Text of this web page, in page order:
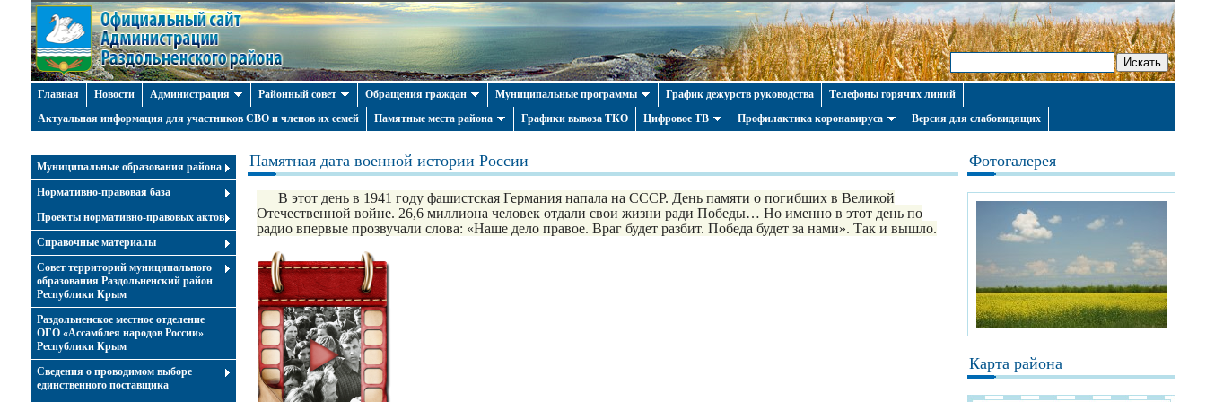
Главная Новости Администрация Районный совет Обращения граждан Муниципальные программы График дежурств руководства
Телефоны горячих линий
Актуальная информация для участников СВО и членов их семей
Памятные места района Графики вывоза ТКО Цифровое ТВ Профилактика коронавируса Версия для слабовидящих
Муниципальные образования района
Нормативно-правовая база
Проекты нормативно-правовых актов
Справочные материалы
Совет территорий муниципального
образования Раздольненский район
Республики Крым
Раздольненское местное отделение
ОГО «Ассамблея народов России»
Республики Крым
Cведения о проводимом выборе
единственного поставщика
Памятная дата военной истории России
В этот день в 1941 году фашистская Германия напала на СССР. День памяти о погибших в Великой
Отечественной войне. 26,6 миллиона человек отдали свои жизни ради Победы… Но именно в этот день по
радио впервые прозвучали слова: «Наше дело правое. Враг будет разбит. Победа будет за нами». Так и вышло.
Фотогалерея
Карта района